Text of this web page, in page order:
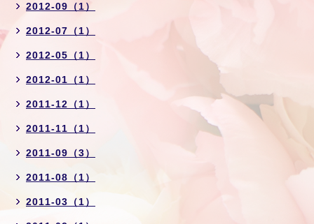
2012-09（1）
2012-07（1）
2012-05（1）
2012-01（1）
2011-12（1）
2011-11（1）
2011-09（3）
2011-08（1）
2011-03（1）